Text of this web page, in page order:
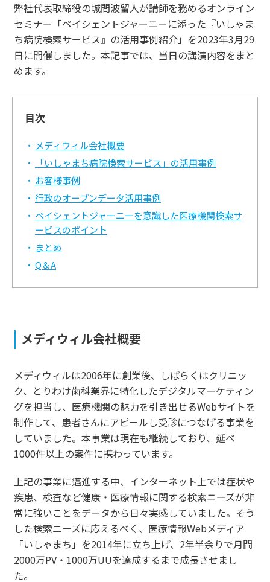
弊社代表取締役の城間波留人が講師を務めるオンライン
セミナー「ペイシェントジャーニーに添った『いしゃま
ち病院検索サービス』の活用事例紹介」を2023年3月29
日に開催しました。本記事では、当日の講演内容をまと
めます。
目次
メディウィル会社概要
「いしゃまち病院検索サービス」の活用事例
お客様事例
行政のオープンデータ活用事例
ペイシェントジャーニーを意識した医療機関検索サ
ービスのポイント
まとめ
Q＆A
メディウィル会社概要
メディウィルは2006年に創業後、しばらくはクリニッ
ク、とりわけ歯科業界に特化したデジタルマーケティン
グを担当し、医療機関の魅力を引き出せるWebサイトを
制作して、患者さんにアピールし受診につなげる事業を
していました。本事業は現在も継続しており、延べ
1000件以上の案件に携わっています。
上記の事業に邁進する中、インターネット上では症状や
疾患、検査など健康・医療情報に関する検索ニーズが非
常に強いことをデータから日々実感していました。そう
した検索ニーズに応えるべく、医療情報Webメディア
「いしゃまち」を2014年に立ち上げ、2年半余りで月間
2000万PV・1000万UUを達成するまで成長させまし
た。